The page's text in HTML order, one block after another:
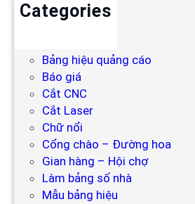
Categories
Bảng hiệu quảng cáo
Báo giá
Cắt CNC
Cắt Laser
Chữ nổi
Cổng chào – Đường hoa
Gian hàng – Hội chợ
Làm bảng số nhà
Mẫu bảng hiệu